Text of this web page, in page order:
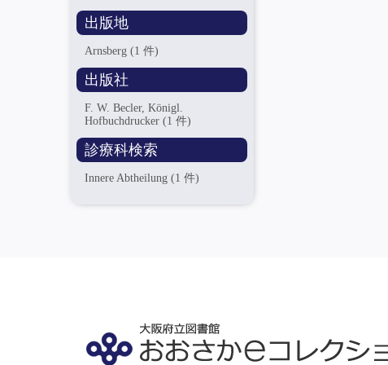
出版地
Arnsberg(1 件)
出版社
F. W. Becler, Königl.
Hofbuchdrucker(1 件)
診療科検索
Innere Abtheilung(1 件)